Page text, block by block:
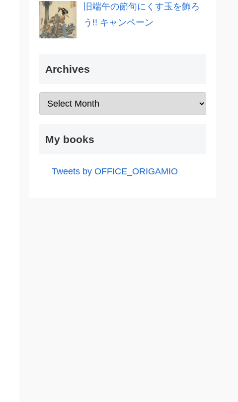
旧端午の節句にくす玉を飾ろ
う!! キャンペーン
Archives
My books
Tweets by OFFICE_ORIGAMIO